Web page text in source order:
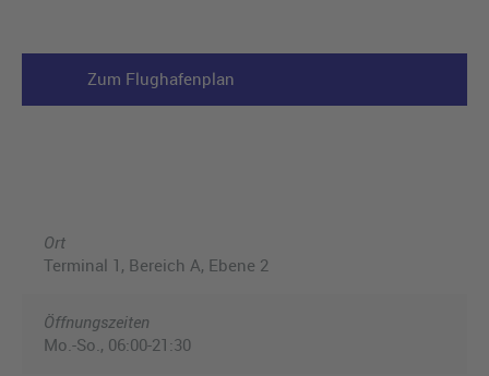
Zum Flughafenplan
Ort
Terminal 1, Bereich A, Ebene 2
Öffnungszeiten
Mo.-So., 06:00-21:30